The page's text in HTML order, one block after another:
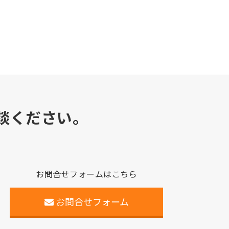
ださい。
お問合せフォームはこちら
お問合せフォーム